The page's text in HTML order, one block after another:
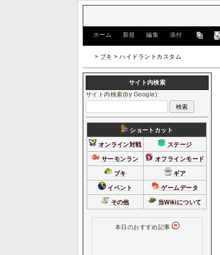
ホーム 新規 編集 添付
> ブキ > ハイドラントカスタム
サイト内検索
サイト内検索(by Google):
ショートカット
オンライン対戦 ステージ
サーモンラン オフラインモード
ブキ ギア
イベント ゲームデータ
その他 当Wikiについて
本日のおすすめ記事